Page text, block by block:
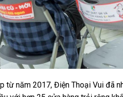
từ năm 2017, Điện Thoại Vui đã